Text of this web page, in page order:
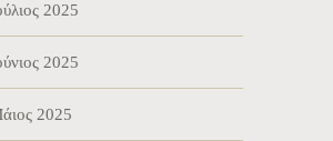
2025
2025
2025